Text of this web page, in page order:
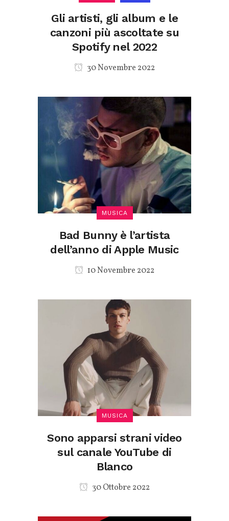
Gli artisti, gli album e le
canzoni più ascoltate su
Spotify nel 2022
30 Novembre 2022
MUSICA
Bad Bunny è l’artista
dell’anno di Apple Music
10 Novembre 2022
MUSICA
Sono apparsi strani video
sul canale YouTube di
Blanco
30 Ottobre 2022